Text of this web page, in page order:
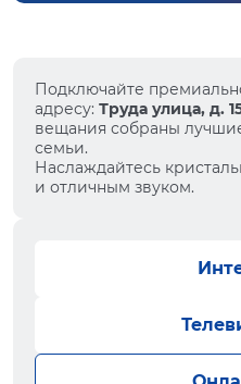
Подключайте
адресу: Труда улица, д.
вещания собраны
семьи.
Наслаждайтесь
и отличным звуком.